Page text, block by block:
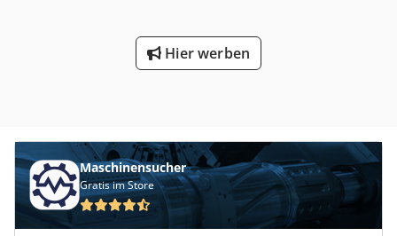
Ihrer Produkte. Dodpswfgiiefx Agrjck Diese Maschine ist
ideal für Unternehmen, die ihre Leistung verbessern und
V (3+N, 50 Hz) Leistung: 1,1 kW Stromstärke: 16 A Gewicht:
200 kg Manuelles Schalten Maschinenabmessungen (T x B
x H): 750 x 1000 x 1300 mm wpCWzr/h
Hier werben
Maschinensucher
Gratis im Store